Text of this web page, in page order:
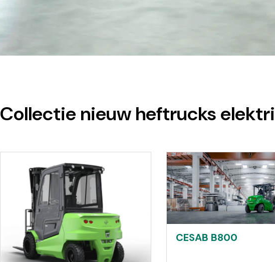
Collectie nieuw heftrucks
CESAB B800